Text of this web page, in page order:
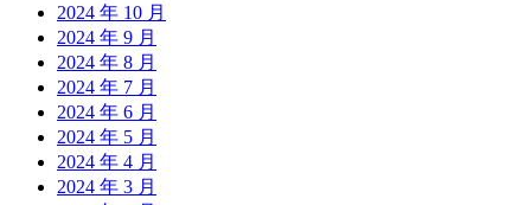
2024 年 10 月
2024 年 9 月
2024 年 8 月
2024 年 7 月
2024 年 6 月
2024 年 5 月
2024 年 4 月
2024 年 3 月